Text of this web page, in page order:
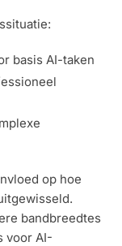
basis AI-taken
op hoe
bandbreedtes
voor AI-